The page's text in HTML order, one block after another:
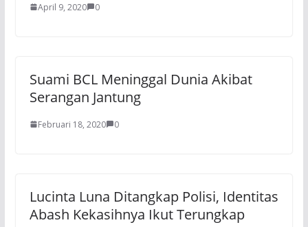
April 9, 2020 0
Suami BCL Meninggal Dunia Akibat
Serangan Jantung
Februari 18, 2020 0
Lucinta Luna Ditangkap Polisi, Identitas
Abash Kekasihnya Ikut Terungkap